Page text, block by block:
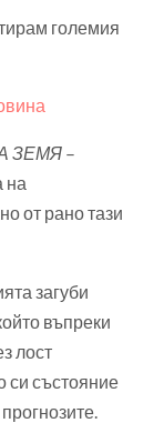
големия
ЗЕМЯ–
на
от рано тази
загуби
въпреки
лост
си състояние